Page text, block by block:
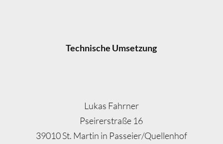
Technische Umsetzung
Lukas Fahrner
Pseirerstraße 16
39010 St. Martin in Passeier/Quellenhof